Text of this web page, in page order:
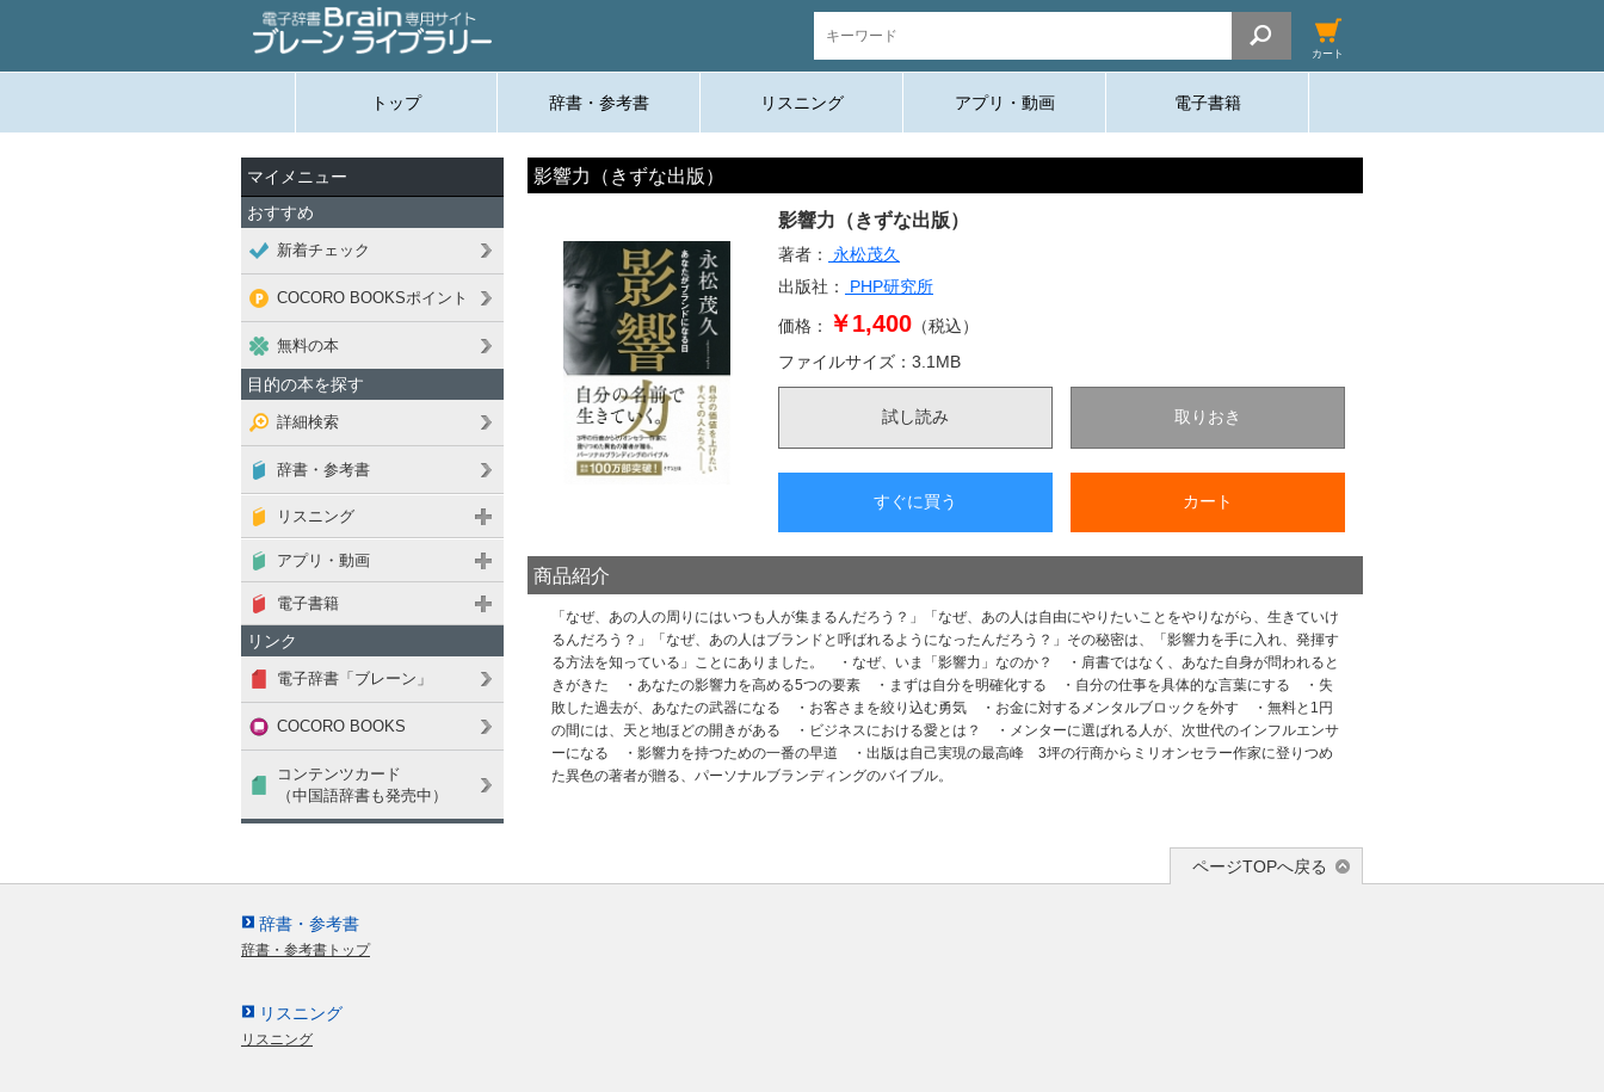
カート
トップ 辞書・参考書 リスニング アプリ・動画 電子書籍
影響力（きずな出版）
影響力（きずな出版）
著者：
永松茂久
出版社：
PHP研究所
価格： ￥1,400 （税込）
ファイルサイズ： 3.1 MB
試し読み 取りおき
すぐに買う カート
商品紹介
「なぜ、あの人の周りにはいつも人が集まるんだろう？」「なぜ、あの人は自由にやりたいことをやりながら、生きていけ
るんだろう？」「なぜ、あの人はブランドと呼ばれるようになったんだろう？」その秘密は、「影響力を手に入れ、発揮す
る方法を知っている」ことにありました。 ・なぜ、いま「影響力」なのか？ ・肩書ではなく、あなた自身が問われると
きがきた ・あなたの影響力を高める5つの要素 ・まずは自分を明確化する ・自分の仕事を具体的な言葉にする ・失
敗した過去が、あなたの武器になる ・お客さまを絞り込む勇気 ・お金に対するメンタルブロックを外す ・無料と1円
の間には、天と地ほどの開きがある ・ビジネスにおける愛とは？ ・メンターに選ばれる人が、次世代のインフルエンサ
ーになる ・影響力を持つための一番の早道 ・出版は自己実現の最高峰 3坪の行商からミリオンセラー作家に登りつめ
た異色の著者が贈る、パーソナルブランディングのバイブル。
マイメニュー
おすすめ
新着チェック
COCORO BOOKSポイント
無料の本
目的の本を探す
詳細検索
辞書・参考書
リスニング
アプリ・動画
電子書籍
リンク
電子辞書「ブレーン」
COCORO BOOKS
コンテンツカード
（中国語辞書も発売中）
ご利用案内・サポート
辞書・参考書
辞書・参考書トップ
リスニング
リスニング
ページTOPへ戻る